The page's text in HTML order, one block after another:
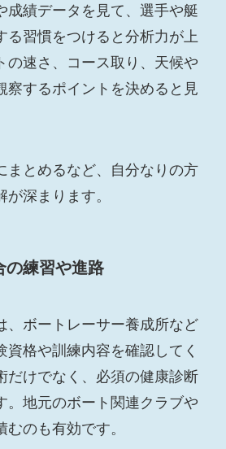
成績データを見て、選手や艇
る習慣をつけると分析力が上
の速さ、コース取り、天候や
察するポイントを決めると見
まとめるなど、自分なりの方
深まります。
の練習や進路
、ボートレーサー養成所など
資格や訓練内容を確認してく
だけでなく、必須の健康診断
。地元のボート関連クラブや
のも有効です。